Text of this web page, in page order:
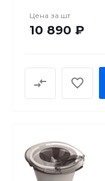
станет лучшим
себя
силу только
легкостью берет
производителя.
конструкции и
Ширина пласта
Цена за шт
10 890 ₽